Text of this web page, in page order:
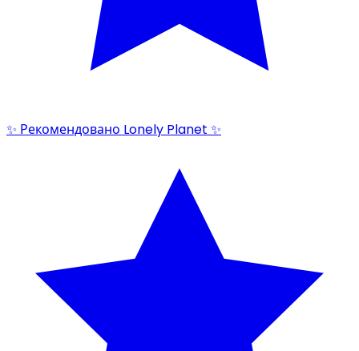
✨ Рекомендовано Lonely Planet ✨